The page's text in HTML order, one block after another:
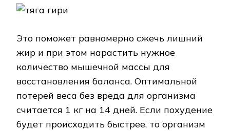
Это поможет равномерно сжечь лишний
жир и при этом нарастить нужное
количество мышечной массы для
восстановления баланса. Оптимальной
потерей веса без вреда для организма
считается 1 кг на 14 дней. Если похудение
будет происходить быстрее, то организм